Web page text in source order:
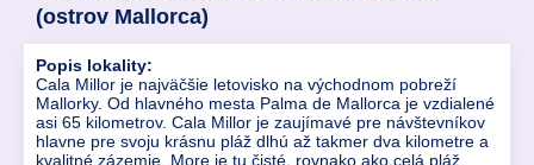
(ostrov Mallorca)
Popis lokality:
Cala Millor je najväčšie letovisko na východnom pobreží
Mallorky. Od hlavného mesta Palma de Mallorca je vzdialené
asi 65 kilometrov. Cala Millor je zaujímavé pre návštevníkov
hlavne pre svoju krásnu pláž dlhú až takmer dva kilometre a
kvalitné zázemie. More je tu čisté, rovnako ako celá pláž,